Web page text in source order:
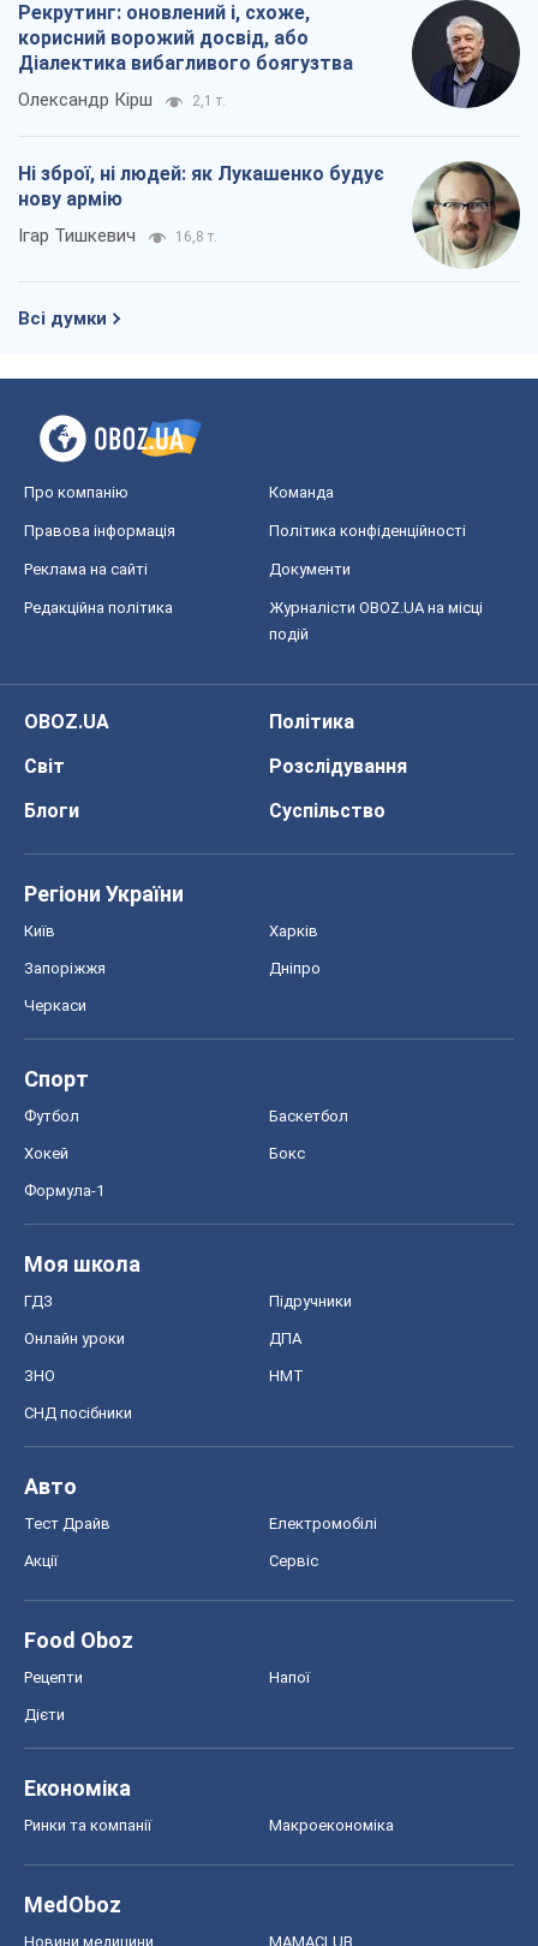
Рекрутинг: оновлений і, схоже,
корисний ворожий досвід, або
Діалектика вибагливого боягузтва
Олександр Кірш 2,1 т.
Ні зброї, ні людей: як Лукашенко будує
нову армію
Ігар Тишкевич 16,8 т.
Всі думки
Про компанію Команда
Правова інформація Політика конфіденційності
Реклама на сайті Документи
Редакційна політика
Журналісти OBOZ.UA на місці
подій
OBOZ.UA
Політика
Світ
Розслідування
Блоги
Суспільство
Регіони України
Київ Харків
Запоріжжя Дніпро
Черкаси
Спорт
Футбол Баскетбол
Хокей Бокс
Формула-1
Моя школа
ГДЗ Підручники
Онлайн уроки ДПА
ЗНО НМТ
СНД посібники
Авто
Тест Драйв Електромобілі
Акції Сервіс
Food Oboz
Рецепти Напої
Дієти
Економіка
Ринки та компанії Макроекономіка
MedOboz
Новини медицини MAMACLUB